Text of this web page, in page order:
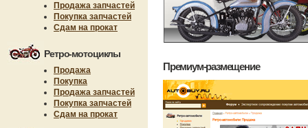
Продажа запчастей
Покупка запчастей
Сдам на прокат
Ретро-мотоциклы
Продажа
Покупка
Продажа запчастей
Покупка запчастей
Сдам на прокат
Премиум-размещение